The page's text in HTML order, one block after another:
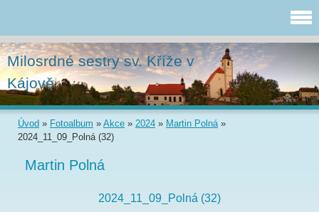
Milosrdné sestry sv. Kříže v
Kájově
Úvod » Fotoalbum » Akce » 2024 » Martin Polná»
2024_11_09_Polná (32)
Martin Polná
2024_11_09_Polná (32)